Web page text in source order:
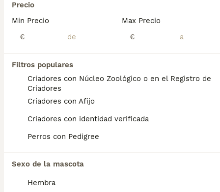
Precio
Min Precio
€
Max Precio
€
Filtros populares
Criadores con Núcleo Zoológico o en el Registro de
Criadores
Criadores con Afijo
Criadores con identidad verificada
Perros con Pedigree
Sexo de la mascota
Hembra
Preguntas frecuentes
¿Cómo es el temperamento
del pastor islandés?
Su carácter es alegre, amistoso y curioso, lo
que les permite llevarse bien con otros
perros y personas, aunque pueden ser un
poco reservados con extraños. Su pelaje
su entorno nórdico.